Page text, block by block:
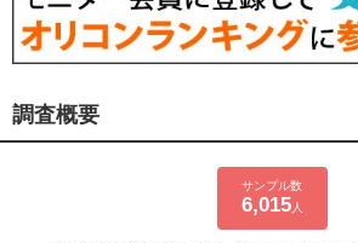
調査概要
サンプル数
6,015人